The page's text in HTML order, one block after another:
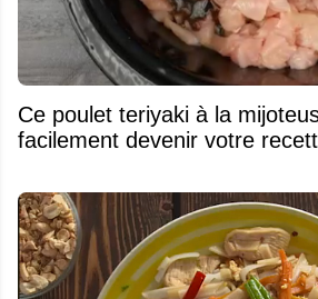
Ce poulet teriyaki à la
facilement devenir votre